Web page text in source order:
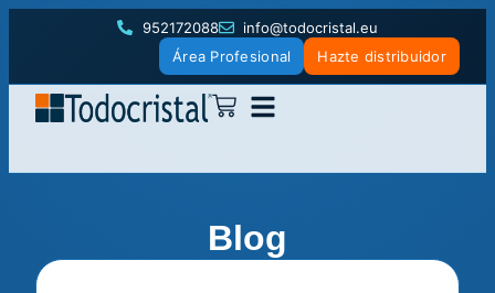
952172088
info@todocristal.eu
Hazte distribuidor
Área Profesional
Blog